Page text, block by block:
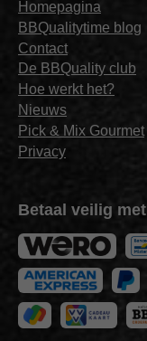
Homepagina
BBQualitytime blog
Contact
De BBQuality club
Hoe werkt het?
Nieuws
Pick & Mix Gourmet
Privacy
Betaal veilig met